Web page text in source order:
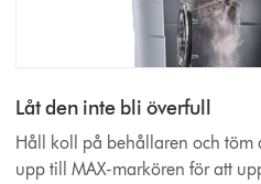
Låt den inte bli överfull
Håll koll på behållaren och töm
upp till MAX-markören för att